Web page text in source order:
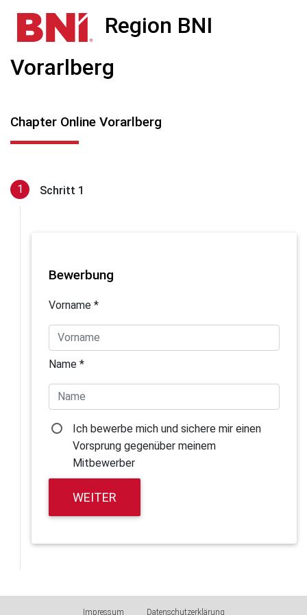
Region BNI
Vorarlberg
Chapter Online Vorarlberg
Schritt 1
Bewerbung
Vorname *
Name *
Ich bewerbe mich und sichere mir einen
Vorsprung gegenüber meinem
Mitbewerber
WEITER
Impressum Datenschutzerklärung